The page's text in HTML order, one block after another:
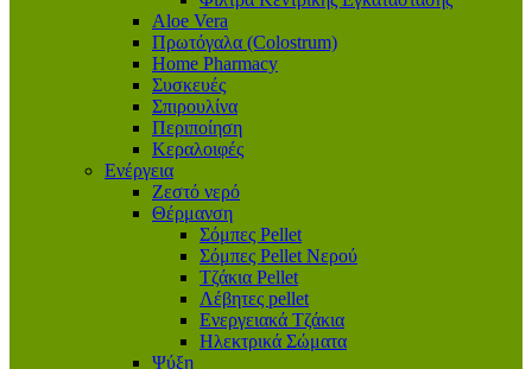
Aloe Vera
Πρωτόγαλα (Colostrum)
Home Pharmacy
Συσκευές
Σπιρουλίνα
Περιποίηση
Κεραλοιφές
Ενέργεια
Ζεστό νερό
Θέρμανση
Σόμπες Pellet
Σόμπες Pellet Νερού
Τζάκια Pellet
Λέβητες pellet
Ενεργειακά Τζάκια
Ηλεκτρικά Σώματα
Ψύξη